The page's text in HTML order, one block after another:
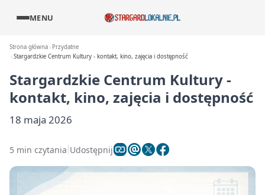
MENU
Strona główna
Przydatne
Stargardzkie Centrum Kultury - kontakt, kino, zajęcia i dostępność
Stargardzkie Centrum Kultury -
kontakt, kino, zajęcia i dostępność
18 maja 2026
5 min czytania Udostępnij